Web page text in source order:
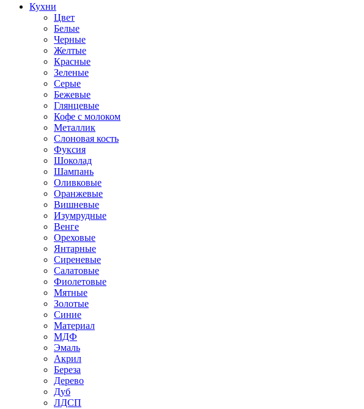
Кухни
Цвет
Белые
Черные
Желтые
Красные
Зеленые
Серые
Бежевые
Глянцевые
Кофе с молоком
Металлик
Слоновая кость
Фуксия
Шоколад
Шампань
Оливковые
Оранжевые
Вишневые
Изумрудные
Венге
Ореховые
Янтарные
Сиреневые
Салатовые
Фиолетовые
Мятные
Золотые
Синие
Материал
МДФ
Эмаль
Акрил
Береза
Дерево
Дуб
ЛДСП